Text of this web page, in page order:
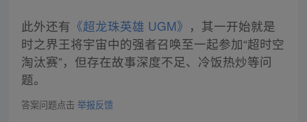
此外还有 《超龙珠英雄 UGM》 ，其一开始就是
时之界王将宇宙中的强者召唤至一起参加“超时空
淘汰赛”，但存在故事深度不足、冷饭热炒等问
题。
答案问题点击 举报反馈